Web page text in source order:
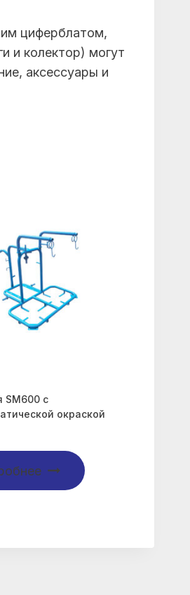
циферблатом,
и колектор) могут
аксессуары и
SM600 с
окраской